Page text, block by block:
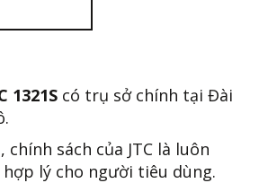
1321S có trụ sở chính tại Đài
sách của JTC là luôn
lý cho người tiêu dùng.